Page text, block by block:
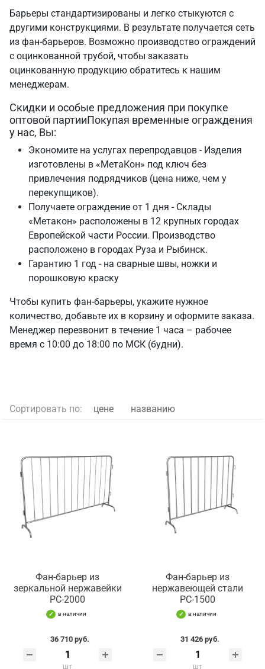
Барьеры стандартизированы и легко стыкуются с
другими конструкциями. В результате получается сеть
из фан-барьеров. Возможно производство ограждений
с оцинкованной трубой, чтобы заказать
оцинкованную продукцию обратитесь к нашим
менеджерам.
Скидки и особые предложения при покупке
оптовой партииПокупая временные ограждения
у нас, Вы:
Экономите на услугах перепродавцов - Изделия
изготовлены в «МетаКон» под ключ без
привлечения подрядчиков (цена ниже, чем у
перекупщиков).
Получаете ограждение от 1 дня - Склады
«Метакон» расположены в 12 крупных городах
Европейской части России. Производство
расположено в городах Руза и Рыбинск.
Гарантию 1 год - на сварные швы, ножки и
порошковую краску
Чтобы купить фан-барьеры, укажите нужное
количество, добавьте их в корзину и оформите заказа.
Менеджер перезвонит в течение 1 часа – рабочее
время с 10:00 до 18:00 по МСК (будни).
Сортировать по: цене названию
Фан-барьер из
зеркальной нержавейки
РС-2000
в наличии
36 710 руб.
шт
Фан-барьер из
нержавеющей стали
РС-1500
в наличии
31 426 руб.
шт